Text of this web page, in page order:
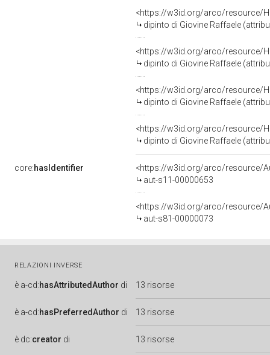
<https://w3id.org/arco/resource/
dipinto di Giovine Raffaele
<https://w3id.org/arco/resource/
dipinto di Giovine Raffaele
<https://w3id.org/arco/resource/
dipinto di Giovine Raffaele
<https://w3id.org/arco/resource/
dipinto di Giovine Raffaele
core:hasIdentifier
<https://w3id.org/arco/resource/
aut-s11-00000653
<https://w3id.org/arco/resource/
aut-s81-00000073
RELAZIONI INVERSE
è a-cd:hasAttributedAuthor di 13 risorse
è a-cd:hasPreferredAuthor di 13 risorse
è dc:creator di 13 risorse